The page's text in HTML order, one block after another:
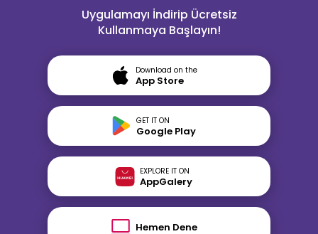
Uygulamayı İndirip Ücretsiz
Kullanmaya Başlayın!
Download on the
App Store
GET IT ON
Google Play
EXPLORE IT ON
AppGalery
Hemen Dene